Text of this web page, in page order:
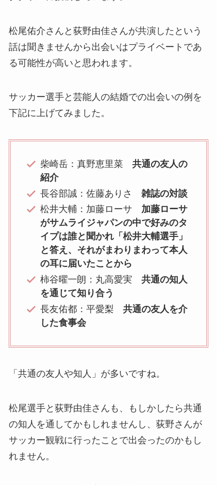
松尾佑介さんと荻野由佳さんが共演したという
話は聞きませんから出会いはプライベートであ
る可能性が高いと思われます。
サッカー選手と芸能人の結婚での出会いの例を
下記に上げてみました。
柴崎岳：真野恵里菜共通の友人の
紹介
長谷部誠：佐藤ありさ雑誌の対談
松井大輔：加藤ローサ 加藤ローサ
がサムライジャパンの中で好みのタ
イプは誰と聞かれ「松井大輔選手」
と答え、それがまわりまわって本人
の耳に届いたことから
柿谷曜一朗：丸高愛実共通の知人
を通じて知り合う
長友佑都：平愛梨共通の友人を介
した食事会
「共通の友人や知人」が多いですね。
松尾選手と荻野由佳さんも、もしかしたら共通
の知人を通してかもしれませんし、荻野さんが
サッカー観戦に行ったことで出会ったのかもし
れません。